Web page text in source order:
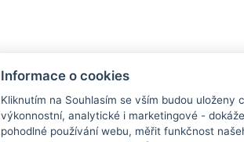
Informace o cookies
Kliknutím na Souhlasím se vším budou uloženy
výkonnostní, analytické i marketingové -
pohodlné používání webu, měřit funkčnost